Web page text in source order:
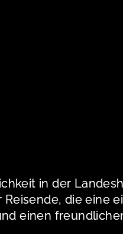
in der
die eine
einen